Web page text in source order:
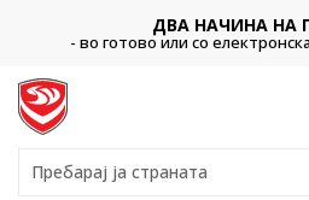
ДВА НАЧИНА НА
- во готово или со
Пребарај ја страната